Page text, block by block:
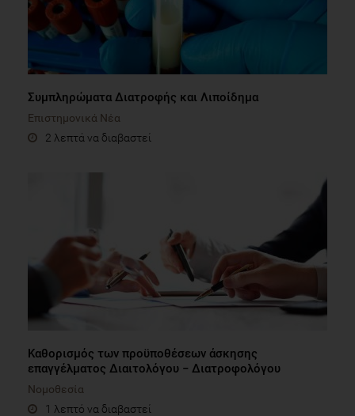
Συμπληρώματα Διατροφής και Λιποίδημα
Επιστημονικά Νέα
2 λεπτά να διαβαστεί
Καθορισμός των προϋποθέσεων άσκησης
επαγγέλματος Διαιτολόγου − Διατροφολόγου
Νομοθεσία
1 λεπτό να διαβαστεί